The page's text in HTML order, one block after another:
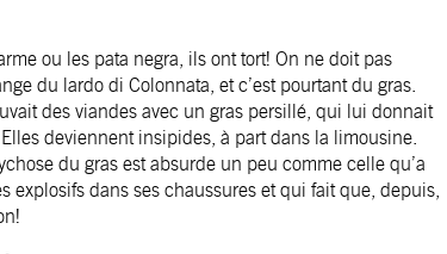
ou les pata negra, ils ont tort! On ne doit pas
du lardo di Colonnata, et c’est pourtant du gras.
des viandes avec un gras persillé, qui lui donnait
deviennent insipides, à part dans la limousine.
du gras est absurde un peu comme celle qu’a
dans ses chaussures et qui fait que, depuis,